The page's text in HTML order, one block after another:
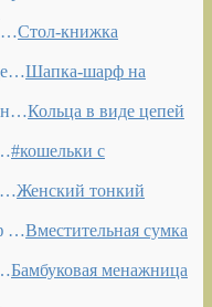
Стол-книжка
Шапка-шарф на
Кольца в виде цепей
#кошельки с
Женский тонкий
Вместительная сумка
Бамбуковая менажница